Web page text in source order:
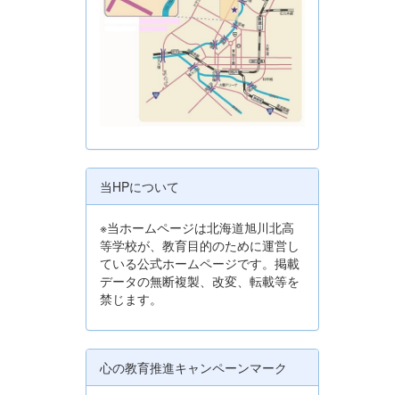
当HPについて
※当ホームページは北海道旭川北高
等学校が、教育目的のために運営し
ている公式ホームページです。掲載
データの無断複製、改変、転載等を
禁じます。
心の教育推進キャンペーンマーク